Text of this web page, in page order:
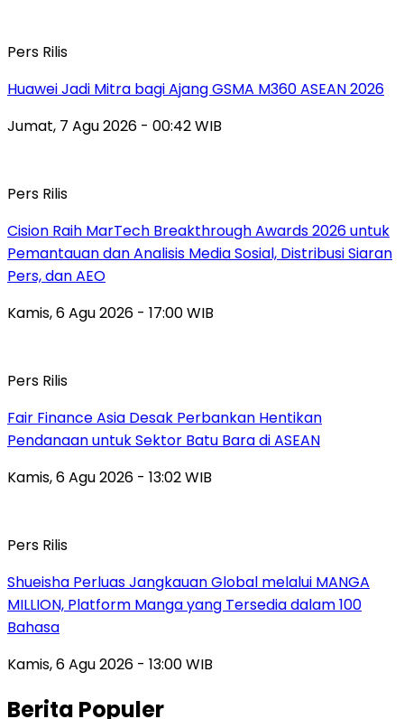
Pers Rilis
Huawei Jadi Mitra bagi Ajang GSMA M360 ASEAN 2026
Jumat, 7 Agu 2026 - 00:42 WIB
Pers Rilis
Cision Raih MarTech Breakthrough Awards 2026 untuk
Pemantauan dan Analisis Media Sosial, Distribusi Siaran
Pers, dan AEO
Kamis, 6 Agu 2026 - 17:00 WIB
Pers Rilis
Fair Finance Asia Desak Perbankan Hentikan
Pendanaan untuk Sektor Batu Bara di ASEAN
Kamis, 6 Agu 2026 - 13:02 WIB
Pers Rilis
Shueisha Perluas Jangkauan Global melalui MANGA
MILLION, Platform Manga yang Tersedia dalam 100
Bahasa
Kamis, 6 Agu 2026 - 13:00 WIB
Berita Populer